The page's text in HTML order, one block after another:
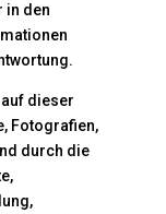
in den
dieser
Fotografien,
durch die